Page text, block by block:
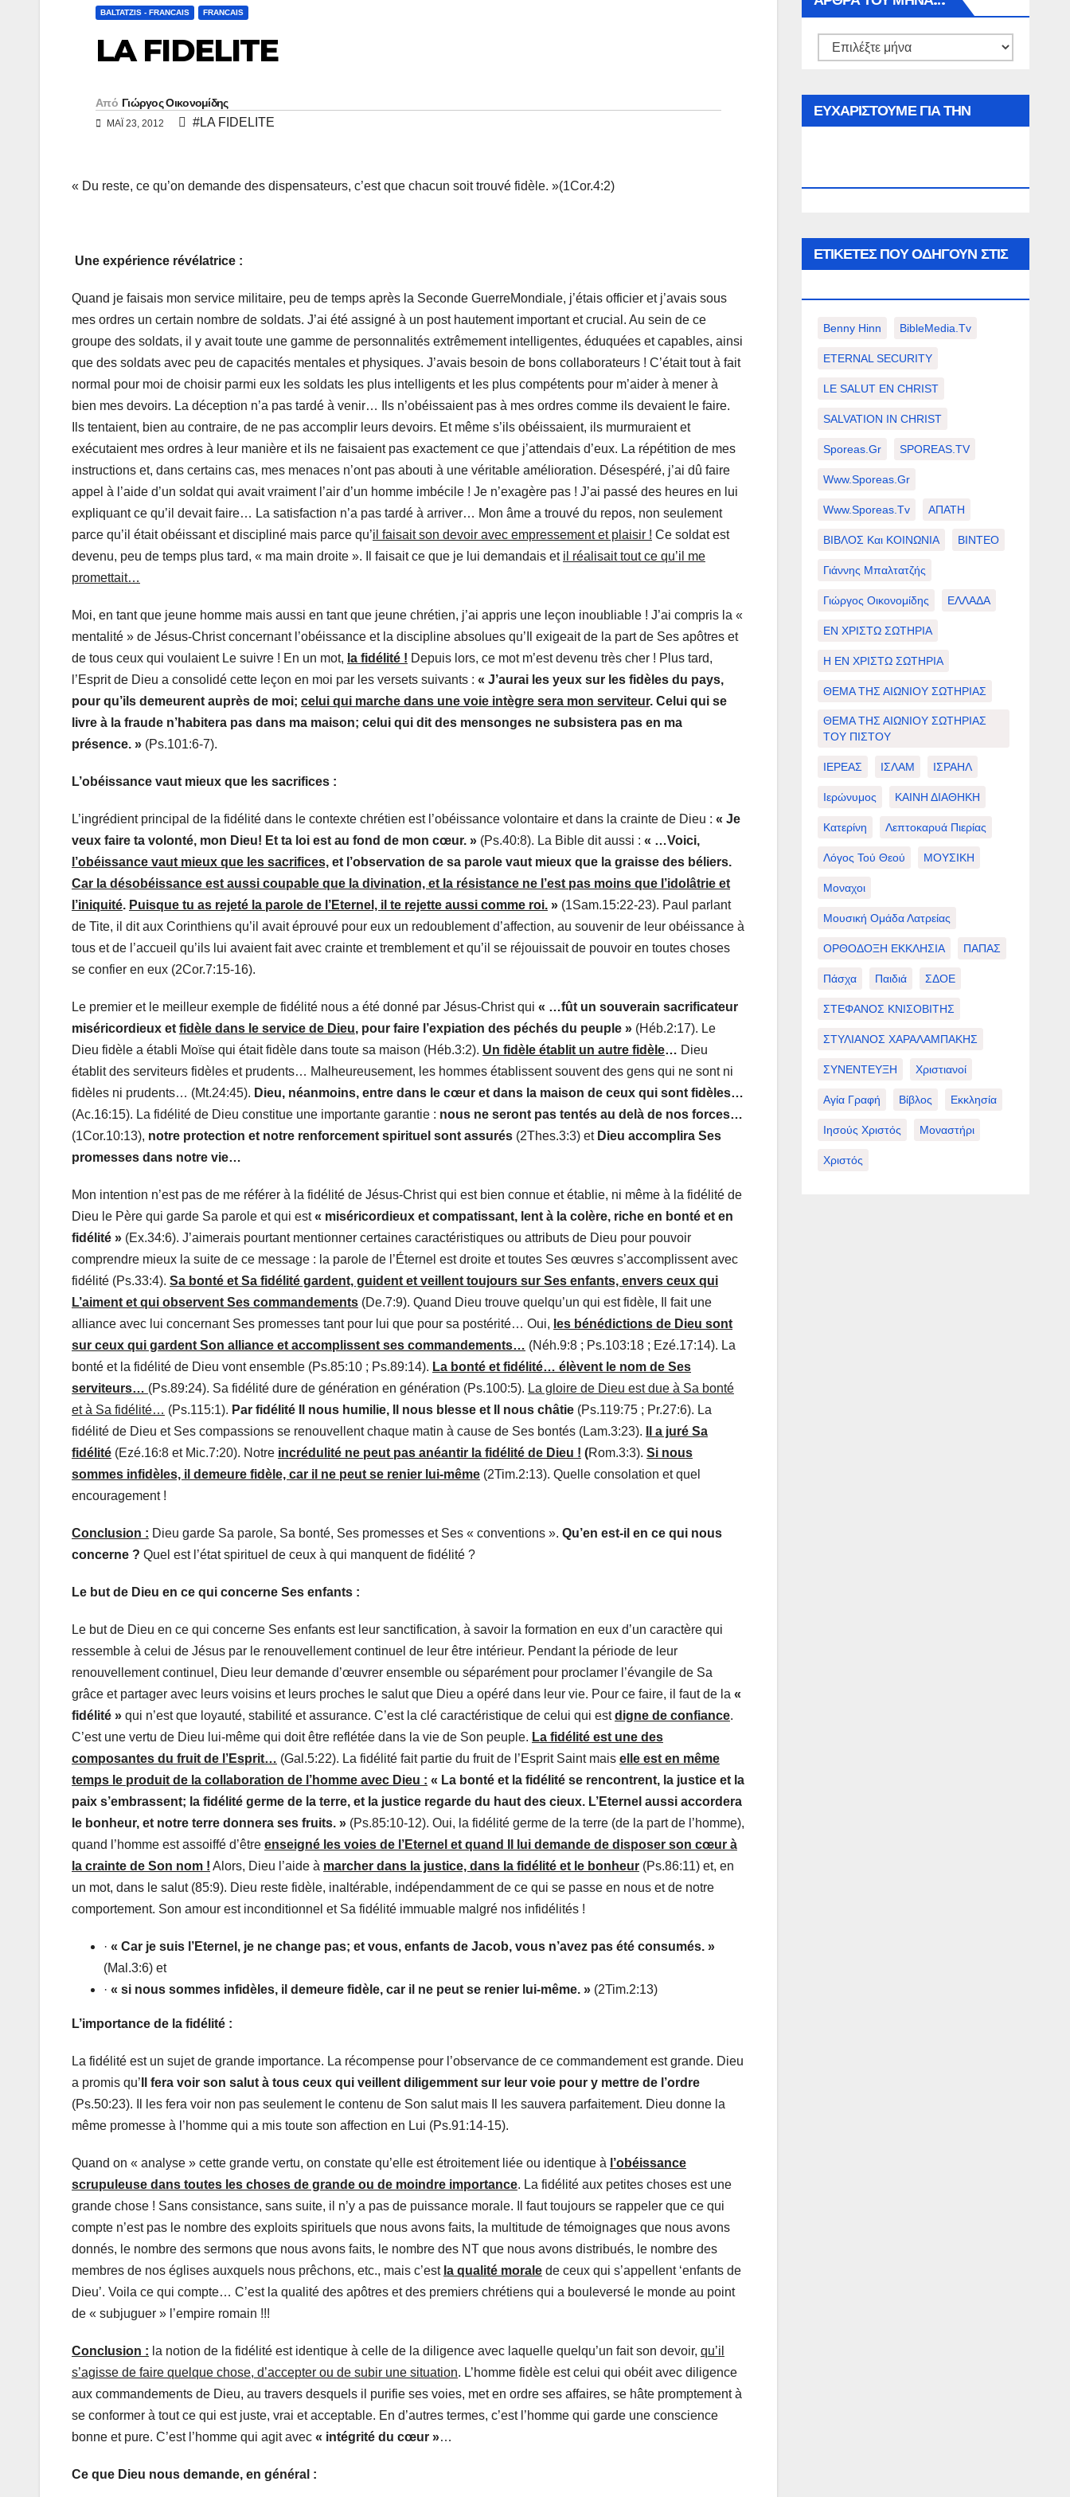
BALTATZIS - FRANCAIS FRANCAIS
LA FIDELITE
Από Γιώργος Οικονομίδης
ΜΑΪ́ 23, 2012 #LA FIDELITE
« Du reste, ce qu’on demande des dispensateurs, c’est que chacun soit trouvé fidèle. »(1Cor.4:2)
Une expérience révélatrice :
Quand je faisais mon service militaire, peu de temps après la Seconde GuerreMondiale, j’étais officier et j’avais sous
mes ordres un certain nombre de soldats. J’ai été assigné à un post hautement important et crucial. Au sein de ce
groupe des soldats, il y avait toute une gamme de personnalités extrêmement intelligentes, éduquées et capables, ainsi
que des soldats avec peu de capacités mentales et physiques. J’avais besoin de bons collaborateurs ! C’était tout à fait
normal pour moi de choisir parmi eux les soldats les plus intelligents et les plus compétents pour m’aider à mener à
bien mes devoirs. La déception n’a pas tardé à venir… Ils n’obéissaient pas à mes ordres comme ils devaient le faire.
Ils tentaient, bien au contraire, de ne pas accomplir leurs devoirs. Et même s’ils obéissaient, ils murmuraient et
exécutaient mes ordres à leur manière et ils ne faisaient pas exactement ce que j’attendais d’eux. La répétition de mes
instructions et, dans certains cas, mes menaces n’ont pas abouti à une véritable amélioration. Désespéré, j’ai dû faire
appel à l’aide d’un soldat qui avait vraiment l’air d’un homme imbécile ! Je n’exagère pas ! J’ai passé des heures en lui
expliquant ce qu’il devait faire… La satisfaction n’a pas tardé à arriver… Mon âme a trouvé du repos, non seulement
parce qu’il était obéissant et discipliné mais parce qu’il faisait son devoir avec empressement et plaisir ! Ce soldat est
devenu, peu de temps plus tard, « ma main droite ». Il faisait ce que je lui demandais et il réalisait tout ce qu’il me
promettait…
Moi, en tant que jeune homme mais aussi en tant que jeune chrétien, j’ai appris une leçon inoubliable ! J’ai compris la «
mentalité » de Jésus-Christ concernant l’obéissance et la discipline absolues qu’Il exigeait de la part de Ses apôtres et
de tous ceux qui voulaient Le suivre ! En un mot, la fidélité ! Depuis lors, ce mot m’est devenu très cher ! Plus tard,
l’Esprit de Dieu a consolidé cette leçon en moi par les versets suivants : « J’aurai les yeux sur les fidèles du pays,
pour qu’ils demeurent auprès de moi; celui qui marche dans une voie intègre sera mon serviteur. Celui qui se
livre à la fraude n’habitera pas dans ma maison; celui qui dit des mensonges ne subsistera pas en ma
présence. » (Ps.101:6-7).
L’obéissance vaut mieux que les sacrifices :
L’ingrédient principal de la fidélité dans le contexte chrétien est l’obéissance volontaire et dans la crainte de Dieu : « Je
veux faire ta volonté, mon Dieu! Et ta loi est au fond de mon cœur. » (Ps.40:8). La Bible dit aussi : « …Voici,
l’obéissance vaut mieux que les sacrifices, et l’observation de sa parole vaut mieux que la graisse des béliers.
Car la désobéissance est aussi coupable que la divination, et la résistance ne l’est pas moins que l’idolâtrie et
l’iniquité. Puisque tu as rejeté la parole de l’Eternel, il te rejette aussi comme roi. » (1Sam.15:22-23). Paul parlant
de Tite, il dit aux Corinthiens qu’il avait éprouvé pour eux un redoublement d’affection, au souvenir de leur obéissance à
tous et de l’accueil qu’ils lui avaient fait avec crainte et tremblement et qu’il se réjouissait de pouvoir en toutes choses
se confier en eux (2Cor.7:15-16).
Le premier et le meilleur exemple de fidélité nous a été donné par Jésus-Christ qui « …fût un souverain sacrificateur
miséricordieux et fidèle dans le service de Dieu, pour faire l’expiation des péchés du peuple » (Héb.2:17). Le
Dieu fidèle a établi Moïse qui était fidèle dans toute sa maison (Héb.3:2). Un fidèle établit un autre fidèle… Dieu
établit des serviteurs fidèles et prudents… Malheureusement, les hommes établissent souvent des gens qui ne sont ni
fidèles ni prudents… (Mt.24:45). Dieu, néanmoins, entre dans le cœur et dans la maison de ceux qui sont fidèles…
(Ac.16:15). La fidélité de Dieu constitue une importante garantie : nous ne seront pas tentés au delà de nos forces…
(1Cor.10:13), notre protection et notre renforcement spirituel sont assurés (2Thes.3:3) et Dieu accomplira Ses
promesses dans notre vie…
Mon intention n’est pas de me référer à la fidélité de Jésus-Christ qui est bien connue et établie, ni même à la fidélité de
Dieu le Père qui garde Sa parole et qui est« miséricordieux et compatissant, lent à la colère, riche en bonté et en
fidélité » (Ex.34:6). J’aimerais pourtant mentionner certaines caractéristiques ou attributs de Dieu pour pouvoir
comprendre mieux la suite de ce message : la parole de l’Éternel est droite et toutes Ses œuvres s’accomplissent avec
fidélité (Ps.33:4). Sa bonté et Sa fidélité gardent, guident et veillent toujours sur Ses enfants, envers ceux qui
L’aiment et qui observent Ses commandements (De.7:9). Quand Dieu trouve quelqu’un qui est fidèle, Il fait une
alliance avec lui concernant Ses promesses tant pour lui que pour sa postérité… Oui, les bénédictions de Dieu sont
sur ceux qui gardent Son alliance et accomplissent ses commandements… (Néh.9:8 ; Ps.103:18 ; Ezé.17:14). La
bonté et la fidélité de Dieu vont ensemble (Ps.85:10 ; Ps.89:14). La bonté et fidélité… élèvent le nom de Ses
serviteurs… (Ps.89:24). Sa fidélité dure de génération en génération (Ps.100:5). La gloire de Dieu est due à Sa bonté
et à Sa fidélité… (Ps.115:1). Par fidélité Il nous humilie, Il nous blesse et Il nous châtie (Ps.119:75 ; Pr.27:6). La
fidélité de Dieu et Ses compassions se renouvellent chaque matin à cause de Ses bontés (Lam.3:23).
Il a juré Sa
fidélité (Ezé.16:8 et Mic.7:20). Notre incrédulité ne peut pas anéantir la fidélité de Dieu ! (Rom.3:3). Si nous
sommes infidèles, il demeure fidèle, car il ne peut se renier lui-même (2Tim.2:13). Quelle consolation et quel
encouragement !
Conclusion : Dieu garde Sa parole, Sa bonté, Ses promesses et Ses « conventions ». Qu’en est-il en ce qui nous
concerne ? Quel est l’état spirituel de ceux à qui manquent de fidélité ?
Le but de Dieu en ce qui concerne Ses enfants :
Le but de Dieu en ce qui concerne Ses enfants est leur sanctification, à savoir la formation en eux d’un caractère qui
ressemble à celui de Jésus par le renouvellement continuel de leur être intérieur. Pendant la période de leur
renouvellement continuel, Dieu leur demande d’œuvrer ensemble ou séparément pour proclamer l’évangile de Sa
grâce et partager avec leurs voisins et leurs proches le salut que Dieu a opéré dans leur vie. Pour ce faire, il faut de la «
fidélité » qui n’est que loyauté, stabilité et assurance. C’est la clé caractéristique de celui qui estdigne de confiance.
C’est une vertu de Dieu lui-même qui doit être reflétée dans la vie de Son peuple. La fidélité est une des
composantes du fruit de l’Esprit… (Gal.5:22). La fidélité fait partie du fruit de l’Esprit Saint mais elle est en même
temps le produit de la collaboration de l’homme avec Dieu : « La bonté et la fidélité se rencontrent, la justice et la
paix s’embrassent; la fidélité germe de la terre, et la justice regarde du haut des cieux. L’Eternel aussi accordera
le bonheur, et notre terre donnera ses fruits. » (Ps.85:10-12). Oui, la fidélité germe de la terre (de la part de l’homme),
quand l’homme est assoiffé d’être enseigné les voies de l’Eternel et quand Il lui demande de disposer son cœur à
la crainte de Son nom ! Alors, Dieu l’aide à marcher dans la justice, dans la fidélité et le bonheur (Ps.86:11) et, en
un mot, dans le salut (85:9). Dieu reste fidèle, inaltérable, indépendamment de ce qui se passe en nous et de notre
comportement. Son amour est inconditionnel et Sa fidélité immuable malgré nos infidélités !
· « Car je suis l’Eternel, je ne change pas; et vous, enfants de Jacob, vous n’avez pas été consumés. »
(Mal.3:6) et
· « si nous sommes infidèles, il demeure fidèle, car il ne peut se renier lui-même. » (2Tim.2:13)
L’importance de la fidélité :
La fidélité est un sujet de grande importance. La récompense pour l’observance de ce commandement est grande. Dieu
a promis qu’ Il fera voir son salut à tous ceux qui veillent diligemment sur leur voie pour y mettre de l’ordre
(Ps.50:23). Il les fera voir non pas seulement le contenu de Son salut mais Il les sauvera parfaitement. Dieu donne la
même promesse à l’homme qui a mis toute son affection en Lui (Ps.91:14-15).
Quand on « analyse » cette grande vertu, on constate qu’elle est étroitement liée ou identique à l’obéissance
scrupuleuse dans toutes les choses de grande ou de moindre importance. La fidélité aux petites choses est une
grande chose ! Sans consistance, sans suite, il n’y a pas de puissance morale. Il faut toujours se rappeler que ce qui
compte n’est pas le nombre des exploits spirituels que nous avons faits, la multitude de témoignages que nous avons
donnés, le nombre des sermons que nous avons faits, le nombre des NT que nous avons distribués, le nombre des
membres de nos églises auxquels nous prêchons, etc., mais c’est la qualité morale de ceux qui s’appellent ‘enfants de
Dieu’. Voila ce qui compte… C’est la qualité des apôtres et des premiers chrétiens qui a bouleversé le monde au point
de « subjuguer » l’empire romain !!!
Conclusion : la notion de la fidélité est identique à celle de la diligence avec laquelle quelqu’un fait son devoir, qu’il
s’agisse de faire quelque chose, d’accepter ou de subir une situation. L’homme fidèle est celui qui obéit avec diligence
aux commandements de Dieu, au travers desquels il purifie ses voies, met en ordre ses affaires, se hâte promptement à
se conformer à tout ce qui est juste, vrai et acceptable. En d’autres termes, c’est l’homme qui garde une conscience
bonne et pure. C’est l’homme qui agit avec « intégrité du cœur »…
Ce que Dieu nous demande, en général :
Αρθρα
μήνα…
ΕΥΧΑΡΙΣΤΟΥΜΕ ΓΙΑ ΤΗΝ
ΕΤΙΚΈΤΕΣ ΠΟΥ ΟΔΗΓΟΎΝ ΣΤΙΣ
Benny Hinn BibleMedia.tv
ETERNAL SECURITY
LE SALUT EN CHRIST
SALVATION IN CHRIST
Sporeas.gr SPOREAS.TV
Www.sporeas.gr
Www.sporeas.tv ΑΠΑΤΗ
ΒΙΒΛΟΣ Και ΚΟΙΝΩΝΙΑ ΒΙΝΤΕΟ
Γιάννης Μπαλτατζής
Γιώργος Οικονομίδης ΕΛΛΑΔΑ
ΕΝ ΧΡΙΣΤΩ ΣΩΤΗΡΙΑ
Η ΕΝ ΧΡΙΣΤΩ ΣΩΤΗΡΙΑ
ΘΕΜΑ ΤΗΣ ΑΙΩΝΙΟΥ ΣΩΤΗΡΙΑΣ
ΘΕΜΑ ΤΗΣ ΑΙΩΝΙΟΥ ΣΩΤΗΡΙΑΣ
ΤΟΥ ΠΙΣΤΟΥ
ΙΕΡΕΑΣ ΙΣΛΑΜ ΙΣΡΑΗΛ
Ιερώνυμος ΚΑΙΝΗ ΔΙΑΘΗΚΗ
Κατερίνη Λεπτοκαρυά Πιερίας
Λόγος Τού Θεού ΜΟΥΣΙΚΗ
Μοναχοι
Μουσική Ομάδα Λατρείας
ΟΡΘΟΔΟΞΗ ΕΚΚΛΗΣΙΑ ΠΑΠΑΣ
Πάσχα Παιδιά ΣΔΟΕ
ΣΤΕΦΑΝΟΣ ΚΝΙΣΟΒΙΤΗΣ
ΣΤΥΛΙΑΝΟΣ ΧΑΡΑΛΑΜΠΑΚΗΣ
ΣΥΝΕΝΤΕΥΞΗ Χριστιανοί
Αγία Γραφή Βίβλος Εκκλησία
Ιησούς Χριστός Μοναστήρι
Χριστός